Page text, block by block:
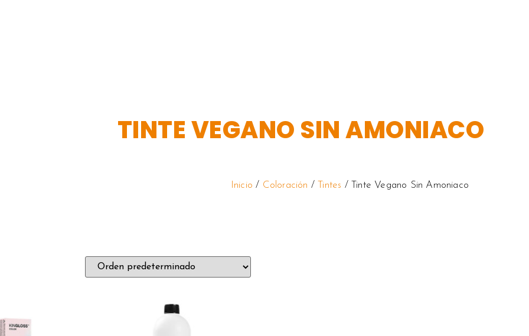
TINTE VEGANO SIN AMONIACO
Inicio / Coloración / Tintes / Tinte Vegano Sin Amoniaco